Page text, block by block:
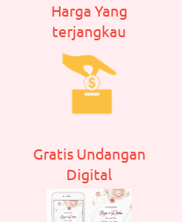
Harga Yang
terjangkau
Gratis Undangan
Digital